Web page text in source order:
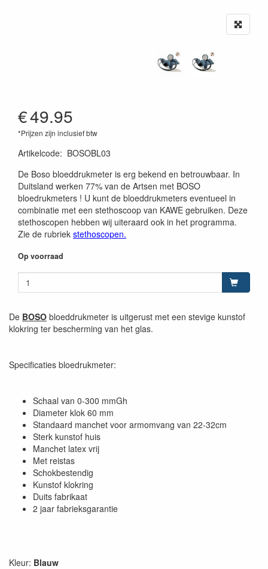
€49.95
*Prijzen zijn inclusief btw
Artikelcode: BOSOBL03
De Boso bloeddrukmeter is erg bekend en betrouwbaar. In
Duitsland werken 77% van de Artsen met BOSO
bloedrukmeters ! U kunt de bloeddrukmeters eventueel in
combinatie met een stethoscoop van KAWE gebruiken. Deze
stethoscopen hebben wij uiteraard ook in het programma.
Zie de rubriek stethoscopen.
Op voorraad
De BOSO bloeddrukmeter is uitgerust met een stevige kunstof
klokring ter bescherming van het glas.
Specificaties bloedrukmeter:
Schaal van 0-300 mmGh
Diameter klok 60 mm
Standaard manchet voor armomvang van 22-32cm
Sterk kunstof huis
Manchet latex vrij
Met reistas
Schokbestendig
Kunstof klokring
Duits fabrikaat
2 jaar fabrieksgarantie
Kleur: Blauw